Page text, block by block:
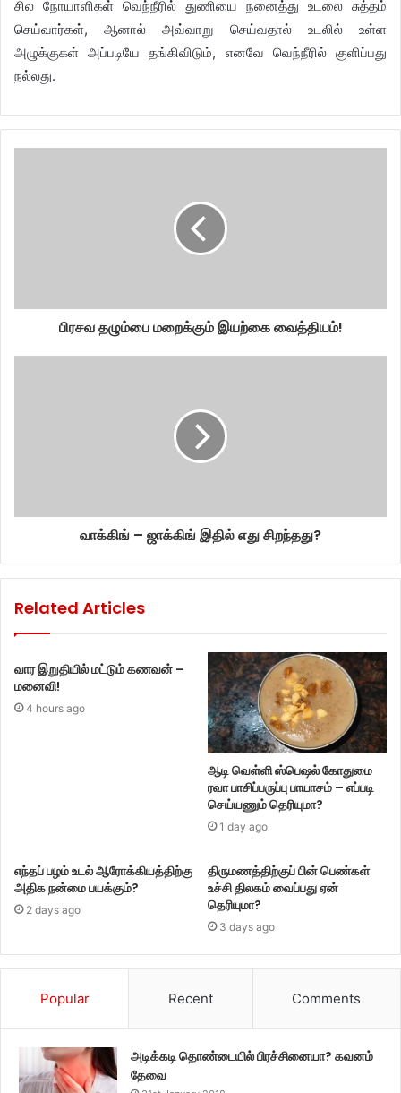
சில நோயாளிகள் வெந்நீரில் துணியை நனைத்து உடலை சுத்தம்
செய்வார்கள், ஆனால் அவ்வாறு செய்வதால் உடலில் உள்ள
அழுக்குகள் அப்படியே தங்கிவிடும், எனவே வெந்நீரில் குளிப்பது
நல்லது.
பிரசவ தழும்பை மறைக்கும் இயற்கை வைத்தியம்!
வாக்கிங் – ஜாக்கிங் இதில் எது சிறந்தது?
Related Articles
வார இறுதியில் மட்டும் கணவன் –
மனைவி!
4 hours ago
ஆடி வெள்ளி ஸ்பெஷல் கோதுமை
ரவா பாசிப்பருப்பு பாயாசம் – எப்படி
செய்யணும் தெரியுமா?
1 day ago
எந்தப் பழம் உடல் ஆரோக்கியத்திற்கு
அதிக நன்மை பயக்கும்?
2 days ago
திருமணத்திற்குப் பின் பெண்கள்
உச்சி திலகம் வைப்பது ஏன்
தெரியுமா?
3 days ago
Popular Recent Comments
அடிக்கடி தொண்டையில் பிரச்சினையா? கவனம்
தேவை